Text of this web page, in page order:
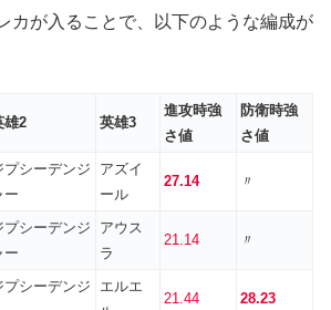
カが入ることで、以下のような編成が
雄2 英雄3
進攻時強
さ値
防衛時強
さ値
プシーデンジ
ー
アズイ
ール
27.14 〃
プシーデンジ
ー
アウス
ラ
21.14 〃
プシーデンジ
エルエ
21.44 28.23